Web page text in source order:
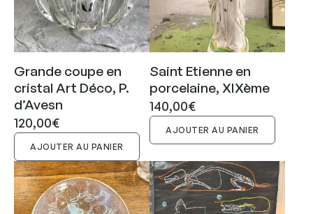
Grande coupe en
cristal Art Déco, P.
d’Avesn
120,00€
AJOUTER AU PANIER
Saint Etienne en
porcelaine, XIXème
140,00€
AJOUTER AU PANIER